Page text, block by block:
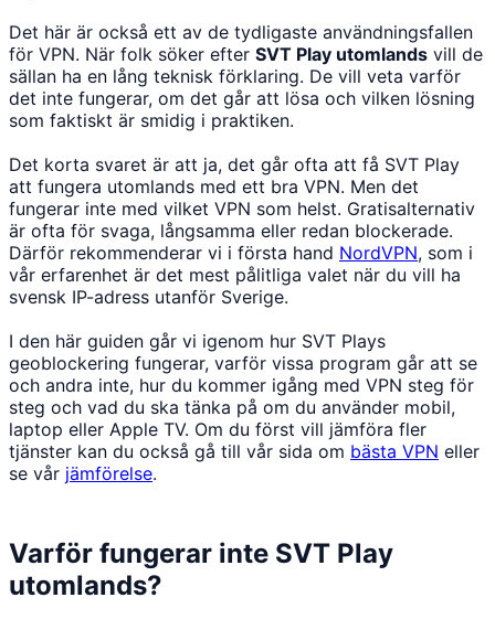
Det här är också ett av de tydligaste användningsfallen
för VPN. När folk söker efter SVT Play utomlands vill de
sällan ha en lång teknisk förklaring. De vill veta varför
det inte fungerar, om det går att lösa och vilken lösning
som faktiskt är smidig i praktiken.
Det korta svaret är att ja, det går ofta att få SVT Play
att fungera utomlands med ett bra VPN. Men det
fungerar inte med vilket VPN som helst. Gratisalternativ
är ofta för svaga, långsamma eller redan blockerade.
Därför rekommenderar vi i första hand NordVPN, som i
vår erfarenhet är det mest pålitliga valet när du vill ha
svensk IP-adress utanför Sverige.
I den här guiden går vi igenom hur SVT Plays
geoblockering fungerar, varför vissa program går att se
och andra inte, hur du kommer igång med VPN steg för
steg och vad du ska tänka på om du använder mobil,
laptop eller Apple TV. Om du först vill jämföra fler
tjänster kan du också gå till vår sida om bästa VPN eller
se vår jämförelse.
Varför fungerar inte SVT Play
utomlands?